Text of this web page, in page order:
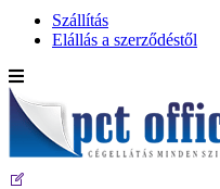
Szállítás
Elállás a szerződéstől